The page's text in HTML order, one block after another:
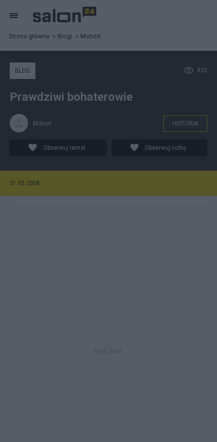
Strona główna Blogi Mohort
820
BLOG
Prawdziwi bohaterowie
Mohort HISTORIA
Obserwuj temat Obserwuj notkę
31.05.2008